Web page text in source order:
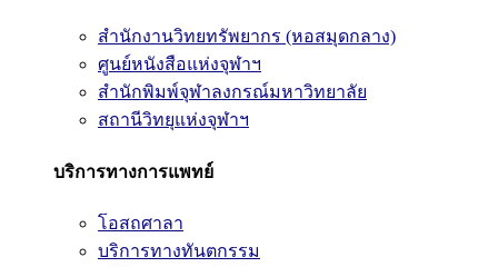
สำนักงานวิทยทรัพยากร (หอสมุดกลาง)
ศูนย์หนังสือแห่งจุฬาฯ
สำนักพิมพ์จุฬาลงกรณ์มหาวิทยาลัย
สถานีวิทยุแห่งจุฬาฯ
บริการทางการแพทย์
โอสถศาลา
บริการทางทันตกรรม